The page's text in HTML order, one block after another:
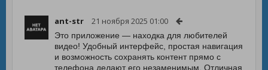
ant-str 21 ноября 2025 01:00
Это приложение — находка для любителей
видео! Удобный интерфейс, простая навигация
и возможность сохранять контент прямо с
телефона делают его незаменимым. Отличная